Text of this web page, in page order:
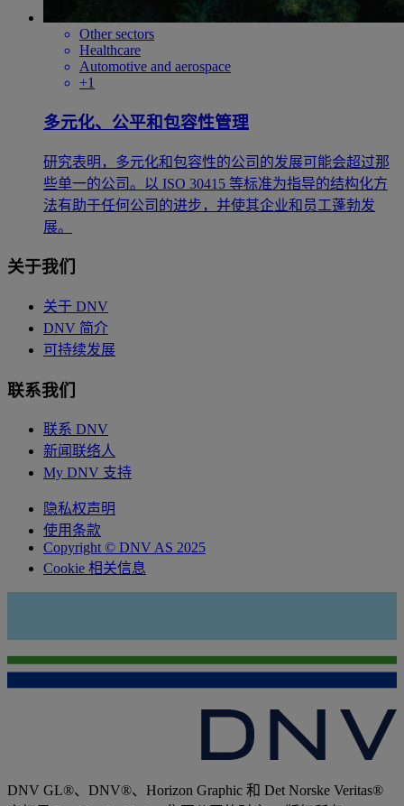
Other sectors
Healthcare
Automotive and aerospace
+1
多元化、公平和包容性管理
研究表明，多元化和包容性的公司的发展可能会超过那
些单一的公司。以 ISO 30415 等标准为指导的结构化方
法有助于任何公司的进步，并使其企业和员工蓬勃发
展。
关于我们
关于 DNV
DNV 简介
可持续发展
联系我们
联系 DNV
新闻联络人
My DNV 支持
隐私权声明
使用条款
Copyright © DNV AS 2025
Cookie 相关信息
DNV GL®、DNV®、Horizon Graphic 和 Det Norske Veritas®